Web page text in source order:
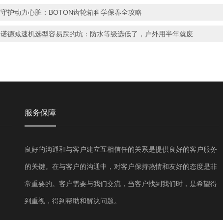
守护动力心脏：BOTON齿轮箱科学保养全攻略
诺德减速机选型容易踩的坑：防水等级选低了，户外用半年就废
服务保障
良好的沟通和与客户建立互相信任的关系是提供良好的客户服务
的关键。在与客户的沟通中，对客户保持热情和友好的态度是非
常重要的。客户需要与我们交流，当客户找到我们时，是希望得
到重视，得到帮助和解决问题。